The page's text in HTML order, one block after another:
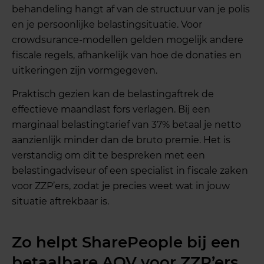
behandeling hangt af van de structuur van je polis
en je persoonlijke belastingsituatie. Voor
crowdsurance-modellen gelden mogelijk andere
fiscale regels, afhankelijk van hoe de donaties en
uitkeringen zijn vormgegeven.
Praktisch gezien kan de belastingaftrek de
effectieve maandlast fors verlagen. Bij een
marginaal belastingtarief van 37% betaal je netto
aanzienlijk minder dan de bruto premie. Het is
verstandig om dit te bespreken met een
belastingadviseur of een specialist in fiscale zaken
voor ZZP’ers, zodat je precies weet wat in jouw
situatie aftrekbaar is.
Zo helpt SharePeople bij een